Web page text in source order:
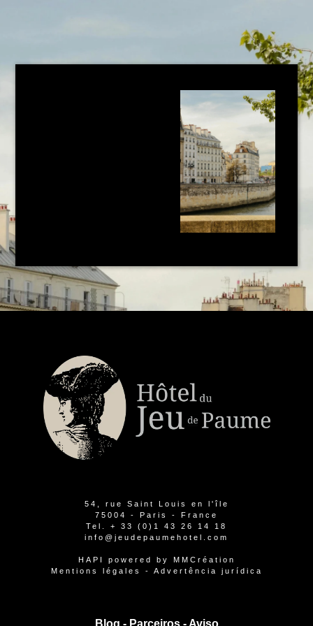
54, rue Saint Louis en l'île
75004 - Paris - France
Tel. + 33 (0)1 43 26 14 18
info@jeudepaumehotel.com
HAPI powered by MMCréation
Mentions légales
- Advertência jurídica